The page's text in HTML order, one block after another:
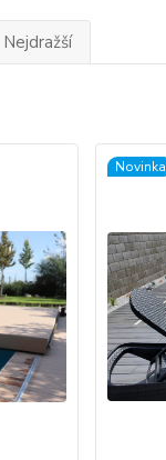
Nejdražší
Novinka